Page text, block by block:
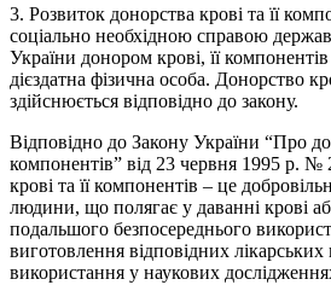
3. Розвиток донорства крові та її
соціально необхідною справою
України донором крові, її
дієздатна фізична особа. Донорство
здійснюється відповідно до закону.
Відповідно до Закону України “Про
компонентів” від 23 червня 1995 р.
крові та її компонентів – це
людини, що полягає у даванні крові
подальшого безпосереднього
виготовлення відповідних лікарських
використання у наукових